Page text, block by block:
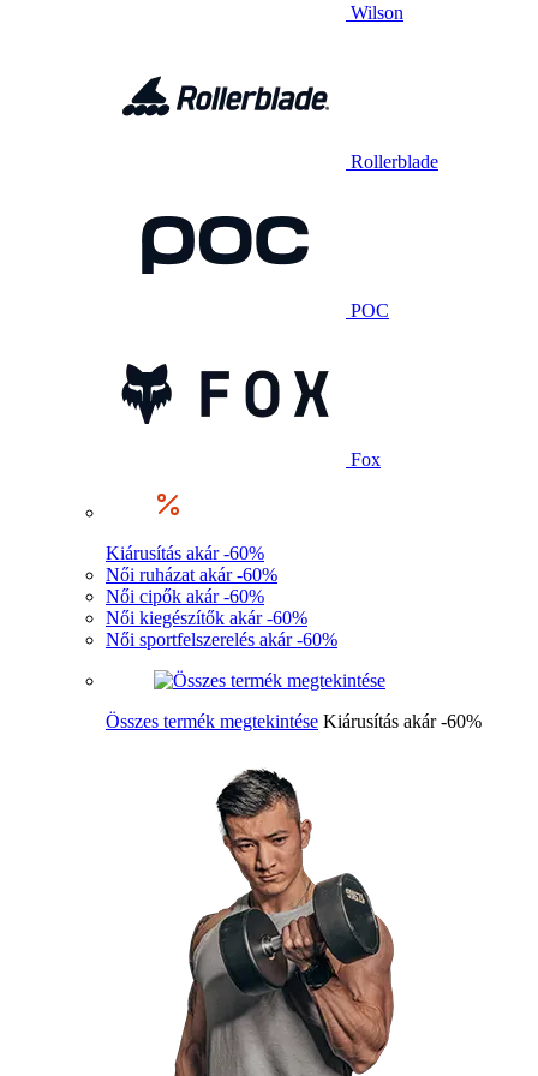
Wilson
Rollerblade
POC
Fox
Kiárusítás akár -60%
Női ruházat akár -60%
Női cipők akár -60%
Női kiegészítők akár -60%
Női sportfelszerelés akár -60%
Összes termék megtekintése Kiárusítás akár -60%